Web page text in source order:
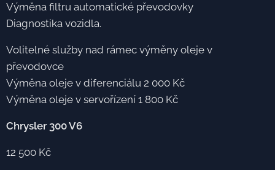
Výměna filtru automatické převodovky
Diagnostika vozidla.
Volitelné služby nad rámec výměny oleje v
převodovce
Výměna oleje v diferenciálu 2 000 Kč
Výměna oleje v servořízení 1 800 Kč
Chrysler 300 V6
12 500 Kč